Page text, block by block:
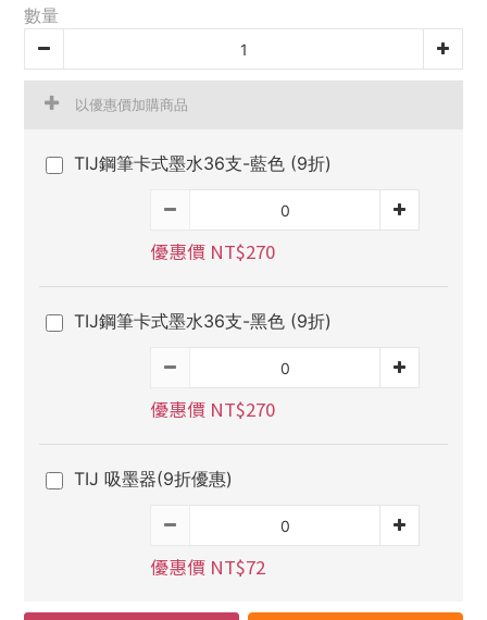
數量
以優惠價加購商品
TIJ鋼筆卡式墨水36支-藍色 (9折)
優惠價 NT$270
TIJ鋼筆卡式墨水36支-黑色 (9折)
優惠價 NT$270
TIJ 吸墨器(9折優惠)
優惠價 NT$72